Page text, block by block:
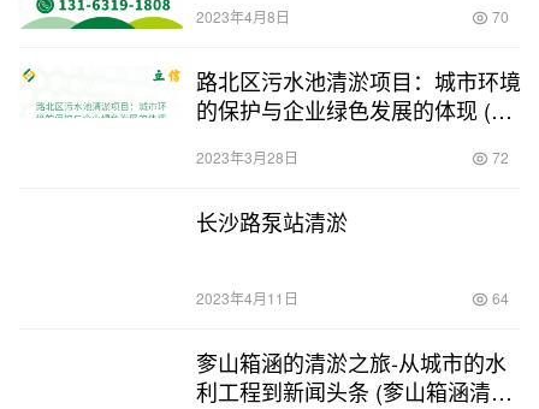
2023年4月8日 70
路北区污水池清淤项目：城市环境
的保护与企业绿色发展的体现 (路
2023年3月28日 72
长沙路泵站清淤
2023年4月11日 64
奓山箱涵的清淤之旅-从城市的水
利工程到新闻头条 (奓山箱涵清淤